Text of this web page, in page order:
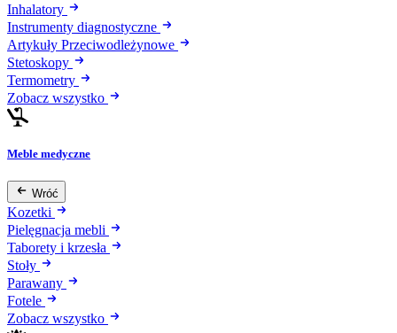
Inhalatory
Instrumenty diagnostyczne
Artykuły Przeciwodleżynowe
Stetoskopy
Termometry
Zobacz wszystko
Meble medyczne
Wróć
Kozetki
Pielęgnacja mebli
Taborety i krzesła
Stoły
Parawany
Fotele
Zobacz wszystko